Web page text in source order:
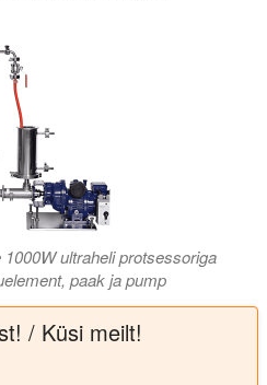
ultraheli protsessoriga
paak ja pump
/ Küsi meilt!